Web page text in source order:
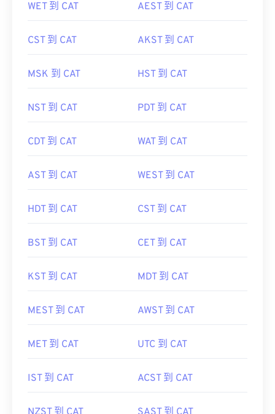
WET 到 CAT AEST 到 CAT
CST 到 CAT AKST 到 CAT
MSK 到 CAT HST 到 CAT
NST 到 CAT PDT 到 CAT
CDT 到 CAT WAT 到 CAT
AST 到 CAT WEST 到 CAT
HDT 到 CAT CST 到 CAT
BST 到 CAT CET 到 CAT
KST 到 CAT MDT 到 CAT
MEST 到 CAT AWST 到 CAT
MET 到 CAT UTC 到 CAT
IST 到 CAT ACST 到 CAT